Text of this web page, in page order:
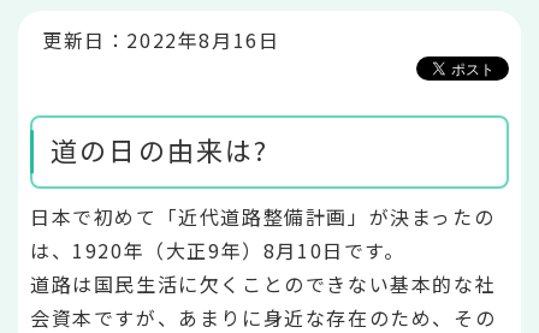
更新日：2022年8月16日
道の日の由来は?
日本で初めて「近代道路整備計画」が決まったの
は、1920年（大正9年）8月10日です。
道路は国民生活に欠くことのできない基本的な社
会資本ですが、あまりに身近な存在のため、その